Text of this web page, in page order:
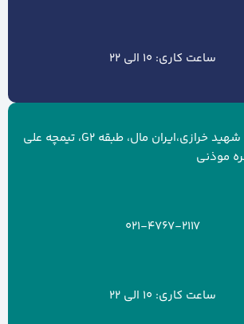
ساعت کاری: 10 الی 22
تهران، بزرگراه شهید خرازی،ایران مال، طبقه G2، تیمچه علی
موذنی
021-4767-2117
ساعت کاری: 10 الی 22